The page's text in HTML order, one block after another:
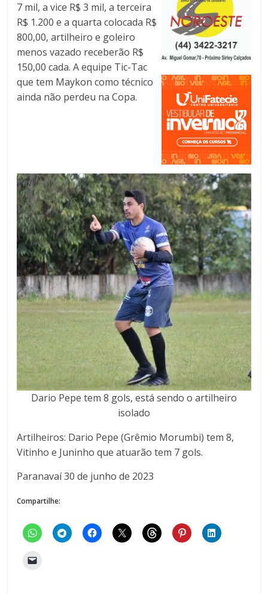
7 mil, a vice R$ 3 mil, a terceira
R$ 1.200 e a quarta colocada R$
800,00, artilheiro e goleiro
menos vazado receberão R$
150,00 cada. A equipe Tic-Tac
que tem Maykon como técnico
ainda não perdeu na Copa.
Dario Pepe tem 8 gols, está sendo o artilheiro
isolado
Artilheiros: Dario Pepe (Grêmio Morumbi) tem 8,
Vitinho e Juninho que atuarão tem 7 gols.
Paranavaí 30 de junho de 2023
Compartilhe: